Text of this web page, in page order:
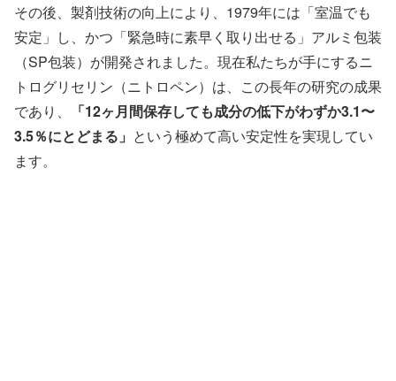
その後、製剤技術の向上により、1979年には「室温でも
安定」し、かつ「緊急時に素早く取り出せる」アルミ包装
（SP包装）が開発されました。現在私たちが手にするニ
トログリセリン（ニトロペン）は、この長年の研究の成果
であり、
「12ヶ月間保存しても成分の低下がわずか3.1〜
3.5％にとどまる」 という極めて高い安定性を実現してい
ます。